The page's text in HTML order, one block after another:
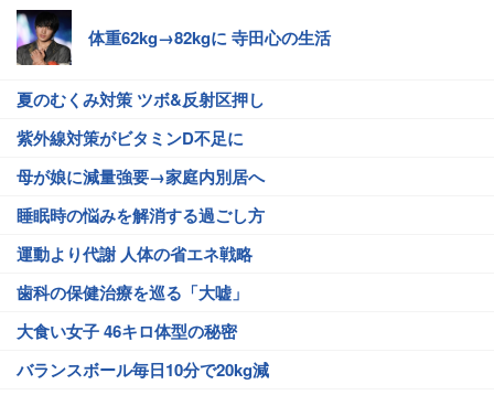
体重62kg→82kgに 寺田心の生活
夏のむくみ対策 ツボ&反射区押し
紫外線対策がビタミンD不足に
母が娘に減量強要→家庭内別居へ
睡眠時の悩みを解消する過ごし方
運動より代謝 人体の省エネ戦略
歯科の保健治療を巡る「大嘘」
大食い女子 46キロ体型の秘密
バランスボール毎日10分で20kg減